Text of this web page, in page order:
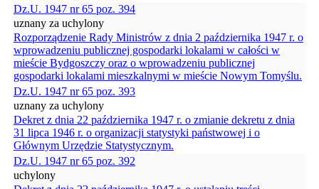
Dz.U. 1947 nr 65 poz. 394
uznany za uchylony
Rozporządzenie Rady Ministrów z dnia 2 października 1947 r. o
wprowadzeniu publicznej gospodarki lokalami w całości w
mieście Bydgoszczy oraz o wprowadzeniu publicznej
gospodarki lokalami mieszkalnymi w mieście Nowym Tomyślu.
Dz.U. 1947 nr 65 poz. 393
uznany za uchylony
Dekret z dnia 22 października 1947 r. o zmianie dekretu z dnia
31 lipca 1946 r. o organizacji statystyki państwowej i o
Głównym Urzędzie Statystycznym.
Dz.U. 1947 nr 65 poz. 392
uchylony